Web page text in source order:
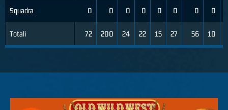
Squadra
Totali
0 0 0 0 0 0 0 0
72 200 24 22 15 27 56 10